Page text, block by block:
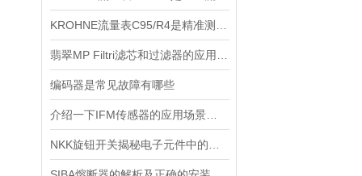
编码器是常见故障有哪些